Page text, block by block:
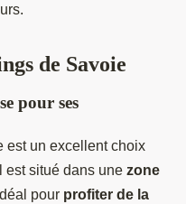
de Savoie
pour ses
est un excellent choix
est situé dans une zone
pour profiter de la